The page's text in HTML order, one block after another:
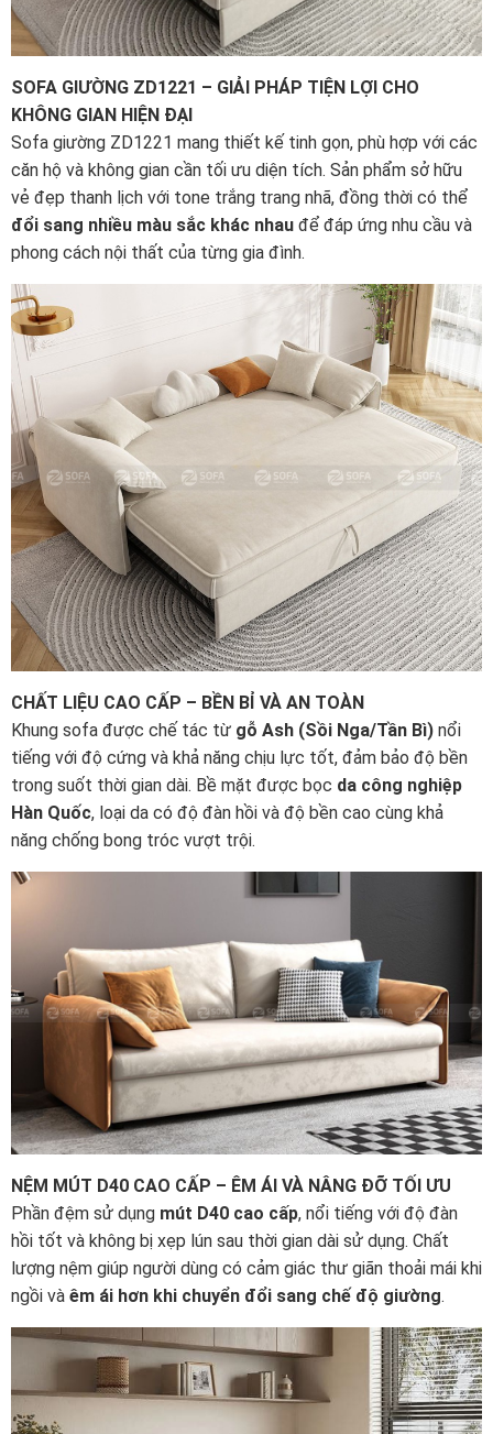
SOFA GIƯỜNG ZD1221 – GIẢI PHÁP TIỆN LỢI CHO
KHÔNG GIAN HIỆN ĐẠI
Sofa giường ZD1221 mang thiết kế tinh gọn, phù hợp với các
căn hộ và không gian cần tối ưu diện tích. Sản phẩm sở hữu
vẻ đẹp thanh lịch với tone trắng trang nhã, đồng thời có thể
đổi sang nhiều màu sắc khác nhau để đáp ứng nhu cầu và
phong cách nội thất của từng gia đình.
CHẤT LIỆU CAO CẤP – BỀN BỈ VÀ AN TOÀN
Khung sofa được chế tác từ gỗ Ash (Sồi Nga/Tần Bì) nổi
tiếng với độ cứng và khả năng chịu lực tốt, đảm bảo độ bền
trong suốt thời gian dài. Bề mặt được bọc da công nghiệp
Hàn Quốc, loại da có độ đàn hồi và độ bền cao cùng khả
năng chống bong tróc vượt trội.
NỆM MÚT D40 CAO CẤP – ÊM ÁI VÀ NÂNG ĐỠ TỐI ƯU
Phần đệm sử dụng mút D40 cao cấp, nổi tiếng với độ đàn
hồi tốt và không bị xẹp lún sau thời gian dài sử dụng. Chất
lượng nệm giúp người dùng có cảm giác thư giãn thoải mái khi
ngồi và êm ái hơn khi chuyển đổi sang chế độ giường.